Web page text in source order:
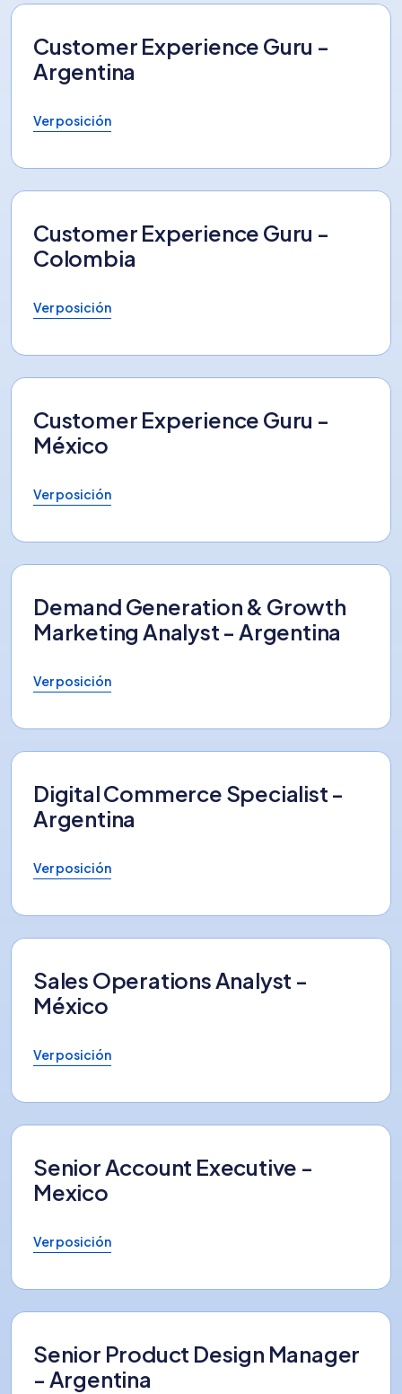
Customer Experience Guru -
Argentina
Ver posición
Customer Experience Guru -
Colombia
Ver posición
Customer Experience Guru -
México
Ver posición
Demand Generation & Growth
Marketing Analyst - Argentina
Ver posición
Digital Commerce Specialist -
Argentina
Ver posición
Sales Operations Analyst -
México
Ver posición
Senior Account Executive -
Mexico
Ver posición
Senior Product Design Manager
- Argentina